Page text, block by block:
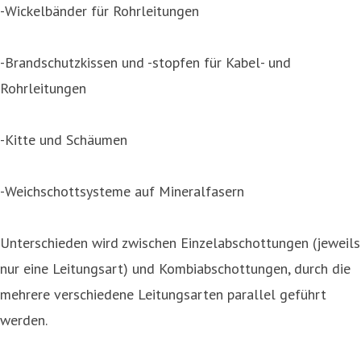
-Wickelbänder für Rohrleitungen
-Brandschutzkissen und -stopfen für Kabel- und
Rohrleitungen
-Kitte und Schäumen
-Weichschottsysteme auf Mineralfasern
Unterschieden wird zwischen Einzelabschottungen (jeweils
nur eine Leitungsart) und Kombiabschottungen, durch die
mehrere verschiedene Leitungsarten parallel geführt
werden.